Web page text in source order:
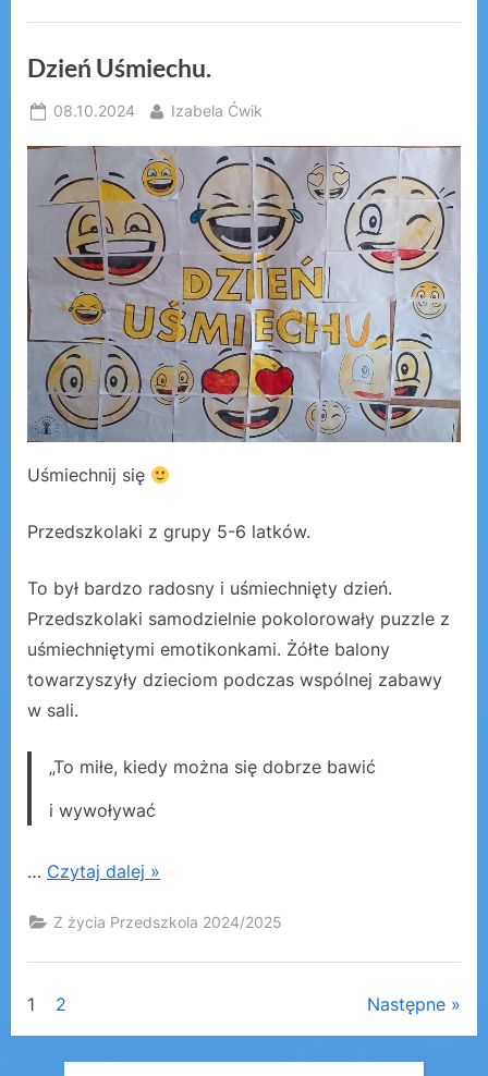
Dzień Uśmiechu.
Posted
08.10.2024 By
Izabela Ćwik
Uśmiechnij się
Przedszkolaki z grupy 5-6 latków.
To był bardzo radosny i uśmiechnięty dzień.
Przedszkolaki samodzielnie pokolorowały puzzle z
uśmiechniętymi emotikonkami. Żółte balony
towarzyszyły dzieciom podczas wspólnej zabawy
w sali.
„To miłe, kiedy można się dobrze bawić
i wywoływać
… Czytaj dalej »
Z życia Przedszkola 2024/2025
Stronicowanie
wpisów
1 2 Następne